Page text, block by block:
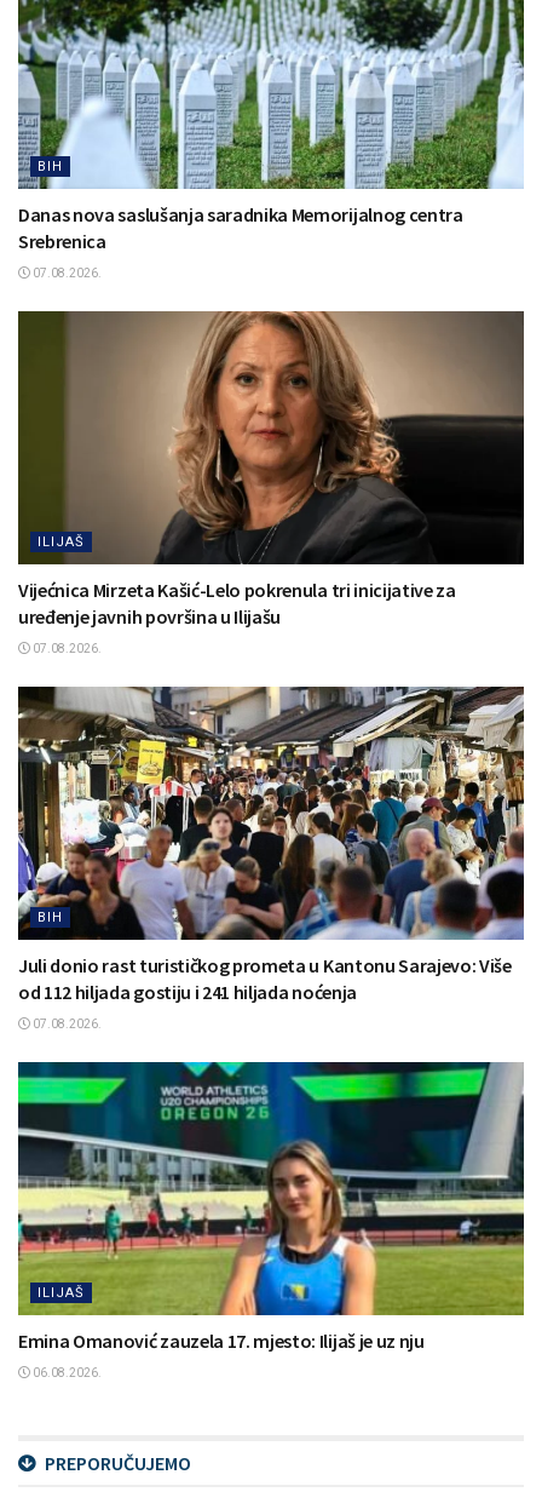
BIH
Danas nova saslušanja saradnika Memorijalnog centra
Srebrenica
07.08.2026.
ILIJAŠ
Vijećnica Mirzeta Kašić-Lelo pokrenula tri inicijative za
uređenje javnih površina u Ilijašu
07.08.2026.
BIH
Juli donio rast turističkog prometa u Kantonu Sarajevo: Više
od 112 hiljada gostiju i 241 hiljada noćenja
07.08.2026.
ILIJAŠ
Emina Omanović zauzela 17. mjesto: Ilijaš je uz nju
06.08.2026.
PREPORUČUJEMO